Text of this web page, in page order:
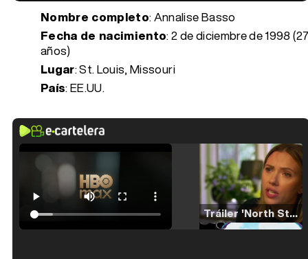
Nombre completo: Annalise Basso
Fecha de nacimiento:2 de diciembre de 1998
años)
Lugar: St. Louis, Missouri
País: EE.UU.
Tráiler 'North Star' (2023)